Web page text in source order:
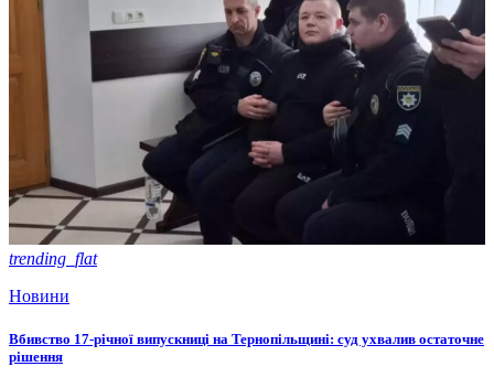
trending_flat
Новини
Вбивство 17-річної випускниці на Тернопільщині: суд ухвалив остаточне
рішення